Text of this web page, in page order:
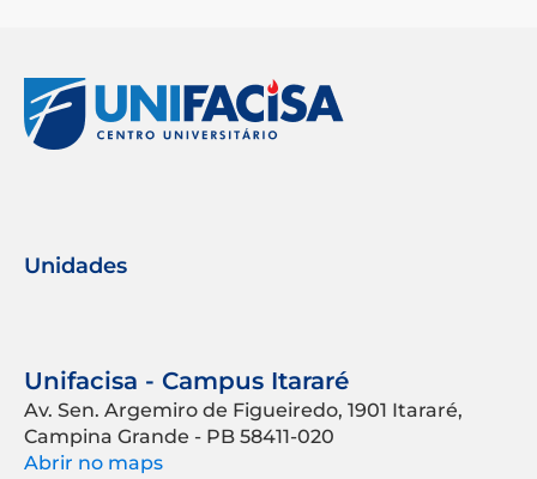
Unidades
Unifacisa - Campus Itararé
Av. Sen. Argemiro de Figueiredo, 1901 Itararé,
Campina Grande - PB 58411-020
Abrir no maps